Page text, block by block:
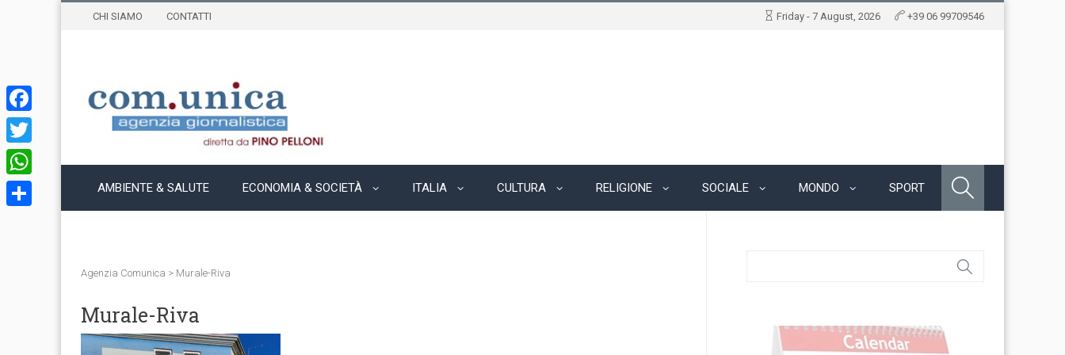
CHI SIAMO CONTATTI Friday - 7 August, 2026 +39 06 99709546
AMBIENTE & SALUTE ECONOMIA & SOCIETÀ ITALIA CULTURA RELIGIONE SOCIALE MONDO SPORT
Agenzia Comunica > Murale-Riva
Murale-Riva
Facebook
Twitter
WhatsApp